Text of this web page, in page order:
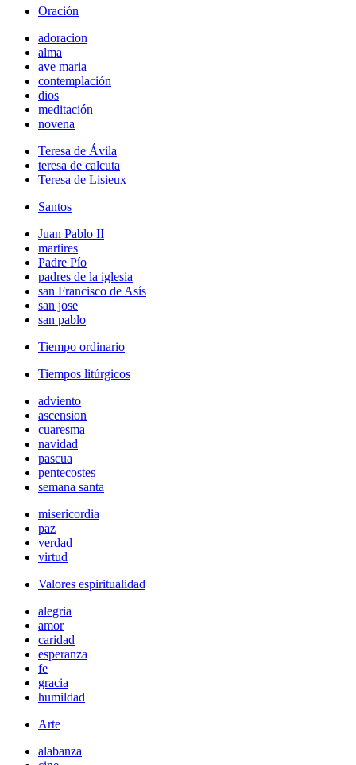
Oración
adoracion
alma
ave maria
contemplación
dios
meditación
novena
Teresa de Ávila
teresa de calcuta
Teresa de Lisieux
Santos
Juan Pablo II
martires
Padre Pío
padres de la iglesia
san Francisco de Asís
san jose
san pablo
Tiempo ordinario
Tiempos litúrgicos
adviento
ascension
cuaresma
navidad
pascua
pentecostes
semana santa
misericordia
paz
verdad
virtud
Valores espiritualidad
alegria
amor
caridad
esperanza
fe
gracia
humildad
Arte
alabanza